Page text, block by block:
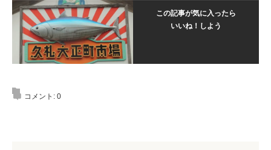
この記事が気に入ったら
いいね！しよう
コメント: 0